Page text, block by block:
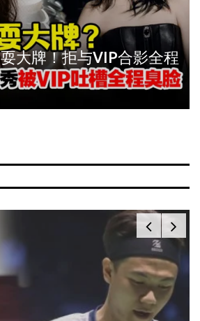
大牌！拒与VIP合影全程